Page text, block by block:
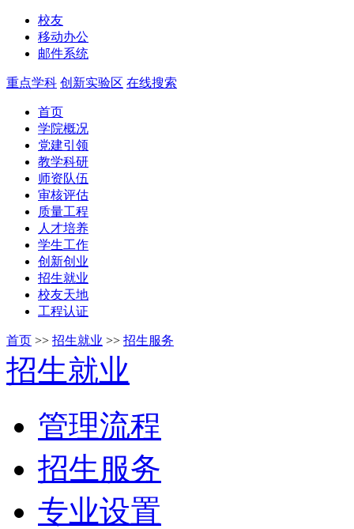
校友
移动办公
邮件系统
重点学科 创新实验区 在线搜索
首页
学院概况
党建引领
教学科研
师资队伍
审核评估
质量工程
人才培养
学生工作
创新创业
招生就业
校友天地
工程认证
首页 >> 招生就业 >> 招生服务
招生就业
管理流程
招生服务
专业设置